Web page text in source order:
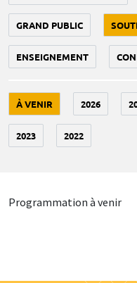
GRAND PUBLIC
ENSEIGNEMENT
À VENIR 2026
2023 2022
Programmation à venir